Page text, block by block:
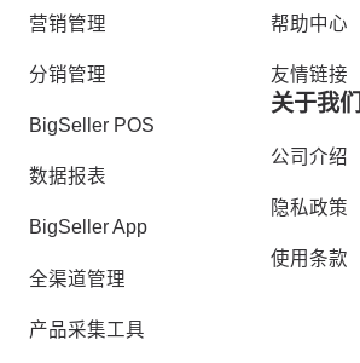
营销管理
分销管理
BigSeller POS
数据报表
BigSeller App
全渠道管理
产品采集工具
帮助中心
友情链接
关于我们
公司介绍
隐私政策
使用条款